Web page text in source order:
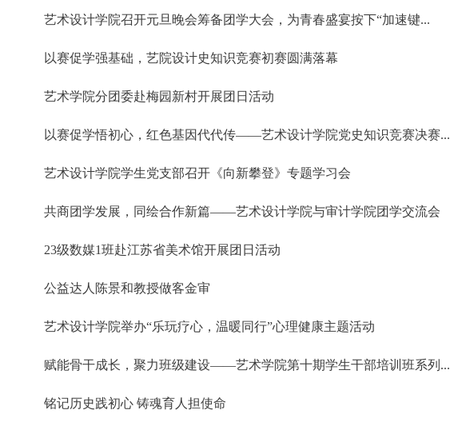
艺术设计学院召开元旦晚会筹备团学大会，为青春盛宴按下“加速键...
以赛促学强基础，艺院设计史知识竞赛初赛圆满落幕
艺术学院分团委赴梅园新村开展团日活动
以赛促学悟初心，红色基因代代传——艺术设计学院党史知识竞赛决赛...
艺术设计学院学生党支部召开《向新攀登》专题学习会
共商团学发展，同绘合作新篇——艺术设计学院与审计学院团学交流会
23级数媒1班赴江苏省美术馆开展团日活动
公益达人陈景和教授做客金审
艺术设计学院举办“乐玩疗心，温暖同行”心理健康主题活动
赋能骨干成长，聚力班级建设——艺术学院第十期学生干部培训班系列...
铭记历史践初心 铸魂育人担使命